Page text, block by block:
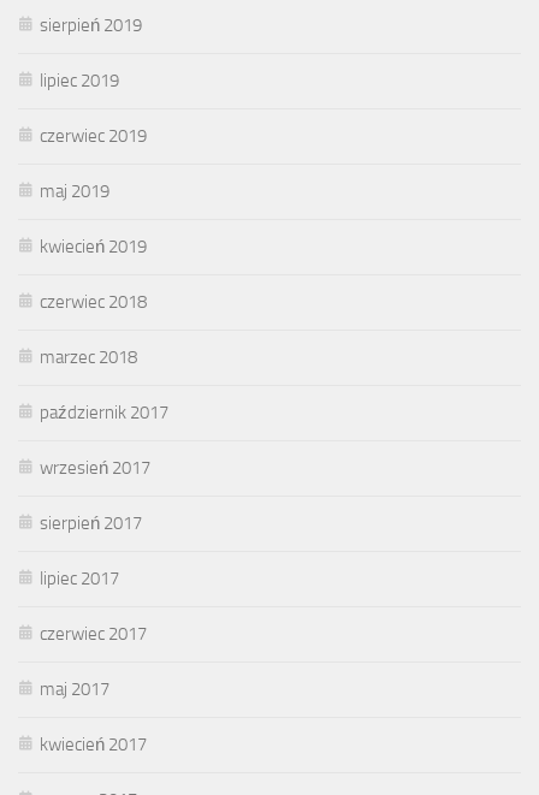
sierpień 2019
lipiec 2019
czerwiec 2019
maj 2019
kwiecień 2019
czerwiec 2018
marzec 2018
październik 2017
wrzesień 2017
sierpień 2017
lipiec 2017
czerwiec 2017
maj 2017
kwiecień 2017